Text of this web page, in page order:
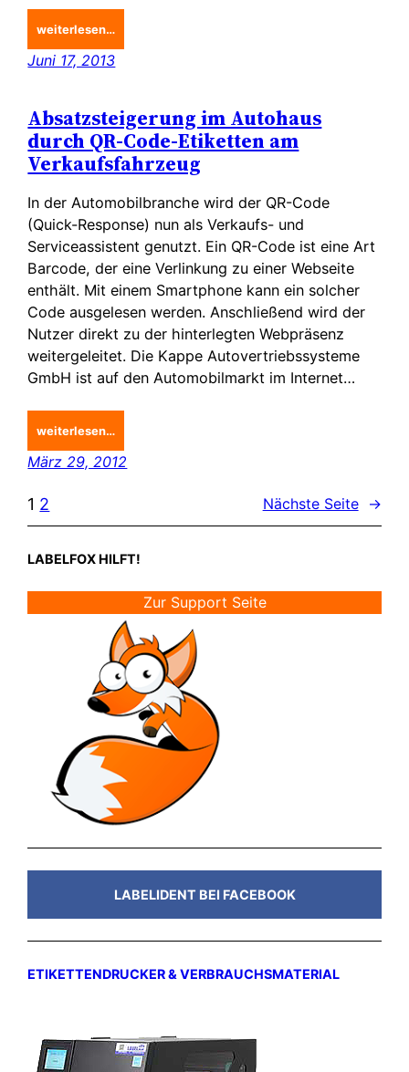
LABELFOX HILFT!
Zur Support Seite
LABELIDENT BEI FACEBOOK
ETIKETTENDRUCKER & VERBRAUCHSMATERIAL
weiterlesen…
Juni 17, 2013
Absatzsteigerung im Autohaus
durch QR-Code-Etiketten am
Verkaufsfahrzeug
In der Automobilbranche wird der QR-Code
(Quick-Response) nun als Verkaufs- und
Serviceassistent genutzt. Ein QR-Code ist eine Art
Barcode, der eine Verlinkung zu einer Webseite
enthält. Mit einem Smartphone kann ein solcher
Code ausgelesen werden. Anschließend wird der
Nutzer direkt zu der hinterlegten Webpräsenz
weitergeleitet. Die Kappe Autovertriebssysteme
GmbH ist auf den Automobilmarkt im Internet…
weiterlesen…
März 29, 2012
1 2 Nächste Seite →